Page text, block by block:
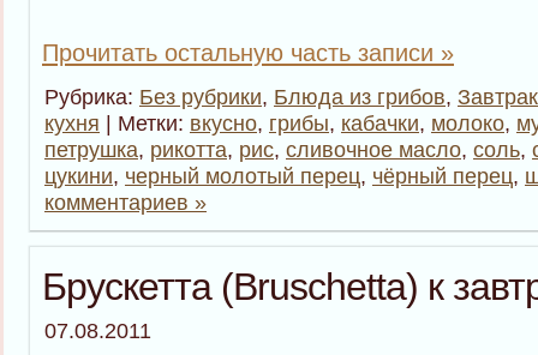
Прочитать остальную часть записи »
Рубрика: Без рубрики, Блюда из грибов,
кухня | Метки: вкусно, грибы, кабачки, молоко,
петрушка, рикотта, рис, сливочное масло, соль,
цукини, черный молотый перец, чёрный перец,
комментариев »
Брускетта (Bruschetta) к
07.08.2011